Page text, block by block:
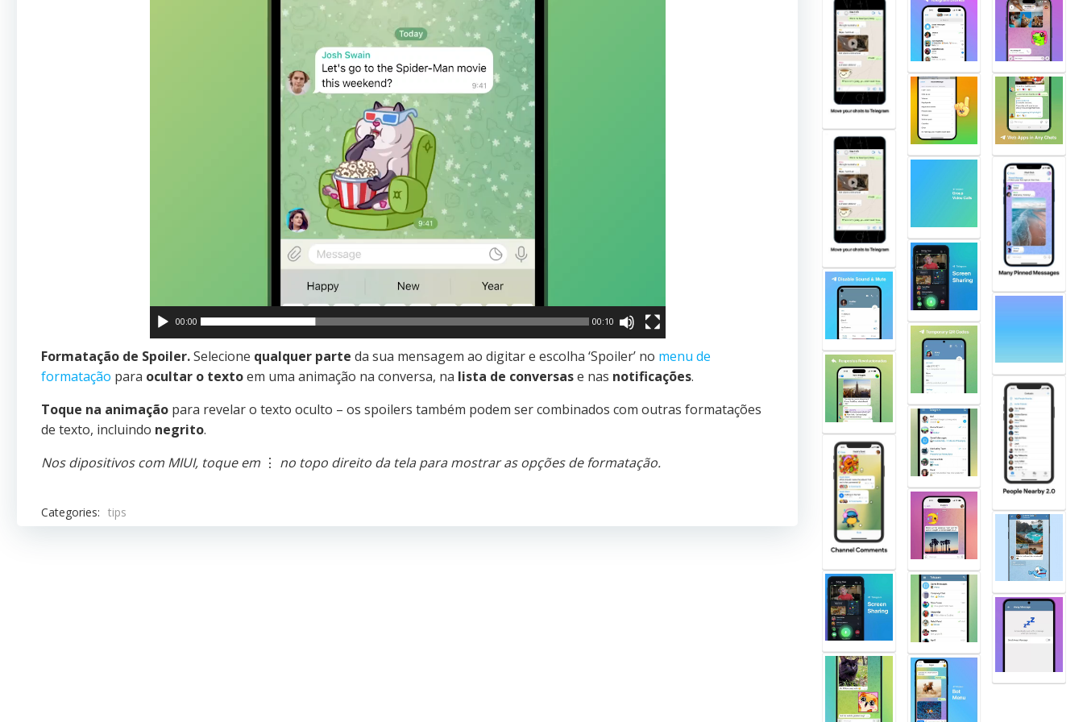
00:00 00:10
Formatação de Spoiler.Selecione qualquer parte da sua mensagem ao digitar e escolha ‘Spoiler’ no menu de
formatação para ocultar o textoem uma animação na conversa, na lista de conversase nas notificações.
Toque na animação para revelar o texto oculto – os spoilers também podem ser combinados com outras formatações
de texto, incluindo negrito.
Nos dipositivos com MIUI, toque em ⋮ no topo direito da tela para mostrar as opções de formatação.
Categories: tips